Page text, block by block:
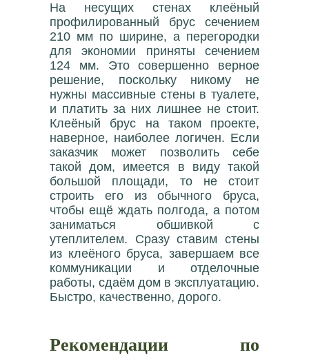
На несущих стенах клеёный
профилированный брус сечением
210 мм по ширине, а перегородки
для экономии приняты сечением
124 мм. Это совершенно верное
решение, поскольку никому не
нужны массивные стены в туалете,
и платить за них лишнее не стоит.
Клеёный брус на таком проекте,
наверное, наиболее логичен. Если
заказчик может позволить себе
такой дом, имеется в виду такой
большой площади, то не стоит
строить его из обычного бруса,
чтобы ещё ждать полгода, а потом
заниматься обшивкой с
утеплителем. Сразу ставим стены
из клеёного бруса, завершаем все
коммуникации и отделочные
работы, сдаём дом в эксплуатацию.
Быстро, качественно, дорого.
Рекомендации по